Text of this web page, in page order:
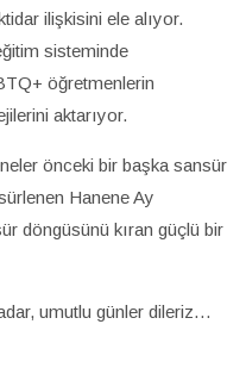
ilişkisini ele alıyor.
sisteminde
öğretmenlerin
aktarıyor.
önceki bir başka sansür
Hanene Ay
döngüsünü kıran güçlü bir
umutlu günler dileriz…